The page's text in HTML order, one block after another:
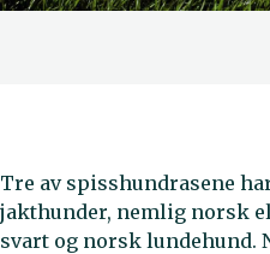
Tre av spisshundrasene
jakthunder, nemlig norsk
svart og norsk lundehund.